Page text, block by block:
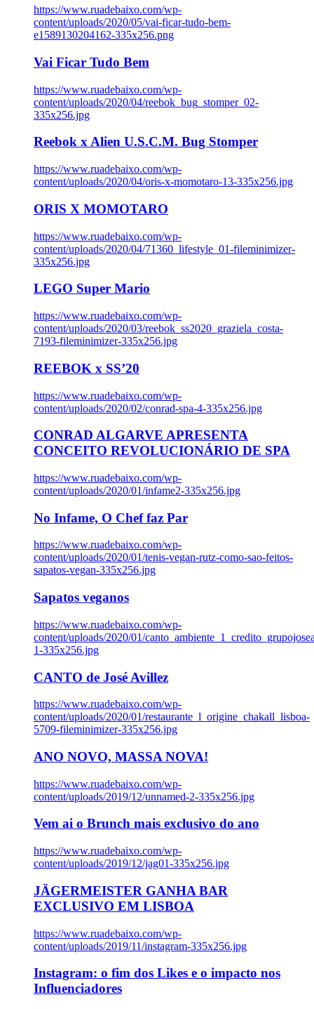
https://www.ruadebaixo.com/wp-
content/uploads/2020/05/vai-ficar-tudo-bem-
e1589130204162-335x256.png
Vai Ficar Tudo Bem
https://www.ruadebaixo.com/wp-
content/uploads/2020/04/reebok_bug_stomper_02-
335x256.jpg
Reebok x Alien U.S.C.M. Bug Stomper
https://www.ruadebaixo.com/wp-
content/uploads/2020/04/oris-x-momotaro-13-335x256.jpg
ORIS X MOMOTARO
https://www.ruadebaixo.com/wp-
content/uploads/2020/04/71360_lifestyle_01-fileminimizer-
335x256.jpg
LEGO Super Mario
https://www.ruadebaixo.com/wp-
content/uploads/2020/03/reebok_ss2020_graziela_costa-
7193-fileminimizer-335x256.jpg
REEBOK x SS’20
https://www.ruadebaixo.com/wp-
content/uploads/2020/02/conrad-spa-4-335x256.jpg
CONRAD ALGARVE APRESENTA
CONCEITO REVOLUCIONÁRIO DE SPA
https://www.ruadebaixo.com/wp-
content/uploads/2020/01/infame2-335x256.jpg
No Infame, O Chef faz Par
https://www.ruadebaixo.com/wp-
content/uploads/2020/01/tenis-vegan-rutz-como-sao-feitos-
sapatos-vegan-335x256.jpg
Sapatos veganos
https://www.ruadebaixo.com/wp-
content/uploads/2020/01/
1-335x256.jpg
CANTO de José Avillez
https://www.ruadebaixo.com/wp-
content/uploads/2020/01/restaurante_l_origine_chakall_lisboa-
5709-fileminimizer-335x256.jpg
ANO NOVO, MASSA NOVA!
https://www.ruadebaixo.com/wp-
content/uploads/2019/12/unnamed-2-335x256.jpg
Vem ai o Brunch mais exclusivo do ano
https://www.ruadebaixo.com/wp-
content/uploads/2019/12/jag01-335x256.jpg
JÄGERMEISTER GANHA BAR
EXCLUSIVO EM LISBOA
https://www.ruadebaixo.com/wp-
content/uploads/2019/11/instagram-335x256.jpg
Instagram: o fim dos Likes e o impacto nos
Influenciadores